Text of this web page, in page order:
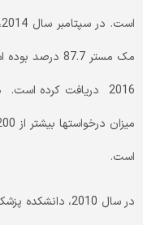
2016 دریافت کرده
است.